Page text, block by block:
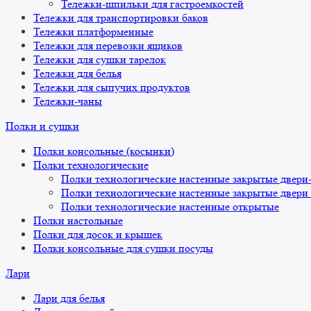
Тележки-шпильки для гастроемкостей
Тележки для транспортировки баков
Тележки платформенные
Тележки для перевозки ящиков
Тележки для сушки тарелок
Тележки для белья
Тележки для сыпучих продуктов
Тележки-чаны
Полки и сушки
Полки консольные (косынки)
Полки технологические
Полки технологические настенные закрытые
Полки технологические настенные закрытые
Полки технологические настенные открытые
Полки настольные
Полки для досок и крышек
Полки консольные для сушки посуды
Лари
Лари для белья